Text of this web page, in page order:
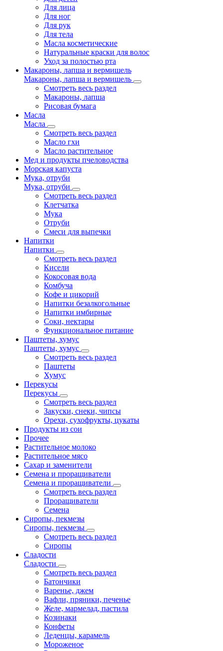
Для лица
Для ног
Для рук
Для тела
Масла косметические
Натуральные краски для волос
Уход за полостью рта
Макароны, лапша и вермишель
Макароны, лапша и вермишель
Смотреть весь раздел
Макароны, лапша
Рисовая бумага
Масла
Масла
Смотреть весь раздел
Масло гхи
Масло растительное
Мед и продукты пчеловодства
Морская капуста
Мука, отруби
Мука, отруби
Смотреть весь раздел
Клетчатка
Мука
Отруби
Смеси для выпечки
Напитки
Напитки
Смотреть весь раздел
Кисели
Кокосовая вода
Комбуча
Кофе и цикорий
Напитки безалкогольные
Напитки имбирные
Соки, нектары
Функциональное питание
Паштеты, хумус
Паштеты, хумус
Смотреть весь раздел
Паштеты
Хумус
Перекусы
Перекусы
Смотреть весь раздел
Закуски, снеки, чипсы
Орехи, сухофрукты, цукаты
Продукты из сои
Прочее
Растительное молоко
Растительное мясо
Сахар и заменители
Семена и проращиватели
Семена и проращиватели
Смотреть весь раздел
Проращиватели
Семена
Сиропы, пекмезы
Сиропы, пекмезы
Смотреть весь раздел
Сиропы
Сладости
Сладости
Смотреть весь раздел
Батончики
Варенье, джем
Вафли, пряники, печенье
Желе, мармелад, пастила
Козинаки
Конфеты
Леденцы, карамель
Мороженое